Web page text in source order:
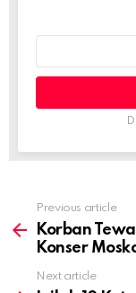
more
Previous article
Korban
Konser
Next article